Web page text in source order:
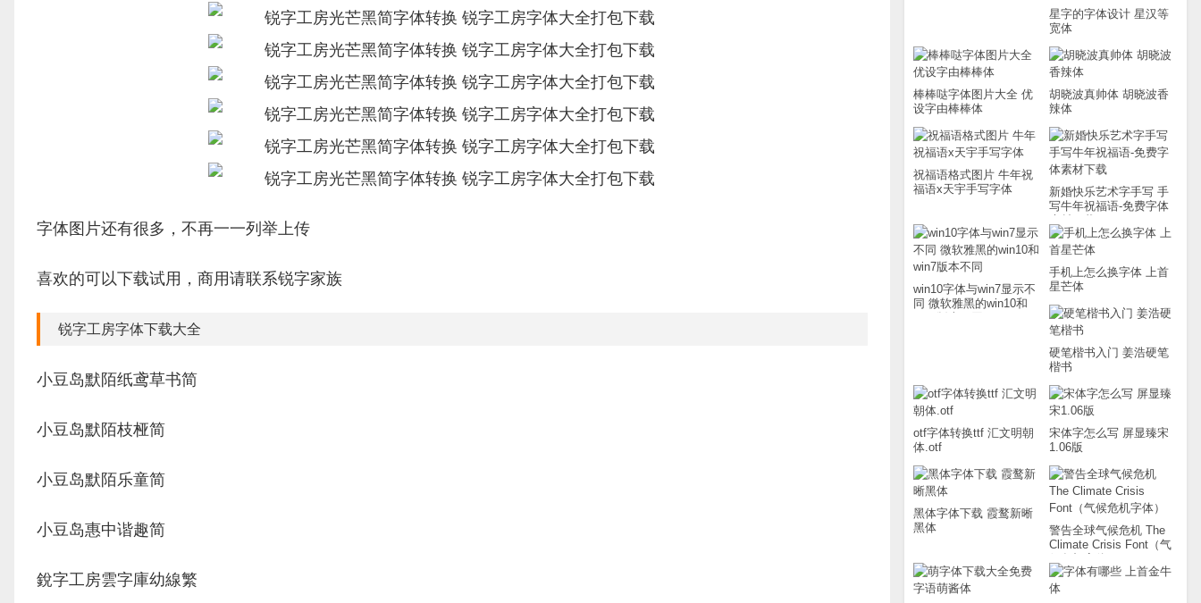
星字的字体设计 星汉等
宽体
棒棒哒字体图片大全 优
设字由棒棒体
胡晓波真帅体 胡晓波香
辣体
祝福语格式图片 牛年祝
福语x天宇手写字体
新婚快乐艺术字手写 手
写牛年祝福语-免费字体
win10字体与win7显示不
同 微软雅黑的win10和
手机上怎么换字体 上首
星芒体
硬笔楷书入门 姜浩硬笔
楷书
otf字体转换ttf 汇文明朝
体.otf
宋体字怎么写 屏显臻宋
1.06版
黑体字体下载 霞鹜新晰
黑体
警告全球气候危机 The
Climate Crisis Font（气
字体图片还有很多，不再一一列举上传
喜欢的可以下载试用，商用请联系锐字家族
锐字工房字体下载大全
小豆岛默陌纸鸢草书简
小豆岛默陌枝桠简
小豆岛默陌乐童简
小豆岛惠中谐趣简
銳字工房雲字庫幼線繁